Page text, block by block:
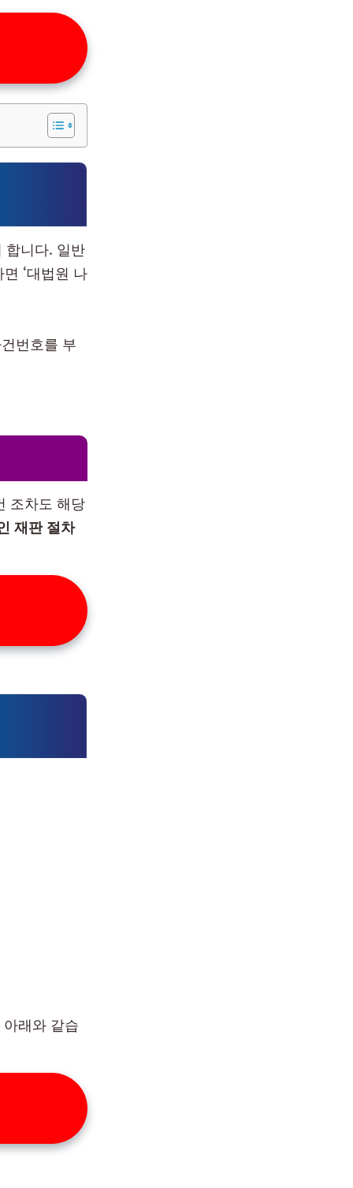
합니다. 일반
‘대법원 나
번호를 부
조차도 해당
재판 절차
래와 같습